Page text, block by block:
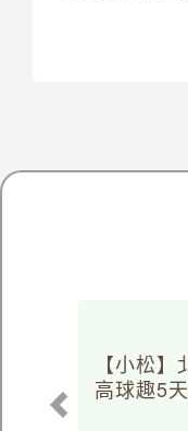
【小松
高球趣5